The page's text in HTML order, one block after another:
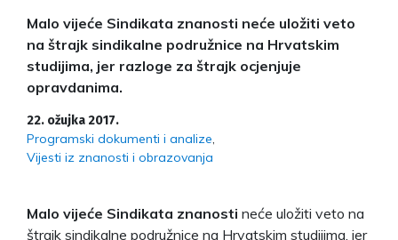
Malo vijeće Sindikata znanosti neće uložiti veto
na štrajk sindikalne podružnice na Hrvatskim
studijima, jer razloge za štrajk ocjenjuje
opravdanima.
22. ožujka 2017.
Programski dokumenti i analize
Vijesti iz znanosti i obrazovanja
Malo vijeće Sindikata znanosti neće uložiti veto na
štrajk sindikalne podružnice na Hrvatskim studijima, jer